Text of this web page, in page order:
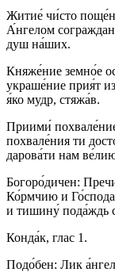
Житие́ чи́сто
А́нгелом
душ на́ших.
Княже́ние земно́е
украше́ние прия́т
я́ко мудр, стяжа́в.
Приими́
похвале́ния ти
дарова́ти нам
Богоро́дичен:
Ко́рмчию и
и тишину́ пода́ждь
Конда́к, глас 1.
Подо́бен: Лик